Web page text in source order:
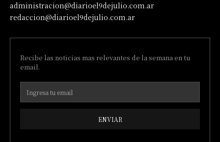
administracion@diarioel9dejulio.com.ar
redaccion@diarioel9dejulio.com.ar
Recibe las noticias mas relevantes de la semana en tu
email.
ENVIAR